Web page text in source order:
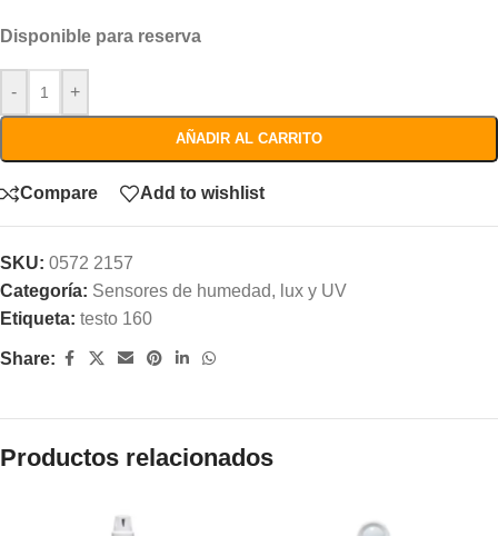
Disponible para reserva
- +
AÑADIR AL CARRITO
Compare Add to wishlist
SKU: 0572 2157
Categoría: Sensores de humedad, lux y UV
Etiqueta: testo 160
Share:
Productos relacionados